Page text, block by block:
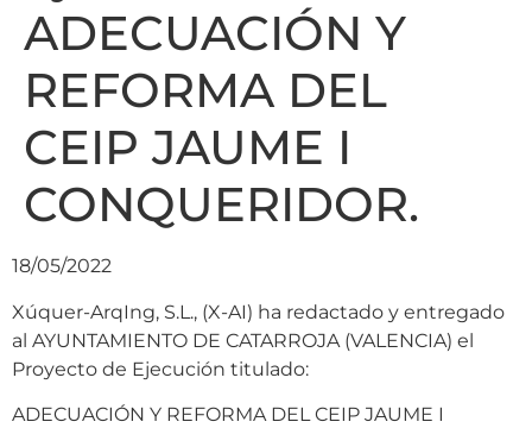
ADECUACIÓN Y
REFORMA DEL
CEIP JAUME I
CONQUERIDOR.
18/05/2022
Xúquer-ArqIng, S.L., (X-AI) ha redactado y entregado
al AYUNTAMIENTO DE CATARROJA (VALENCIA) el
Proyecto de Ejecución titulado:
ADECUACIÓN Y REFORMA DEL CEIP JAUME I